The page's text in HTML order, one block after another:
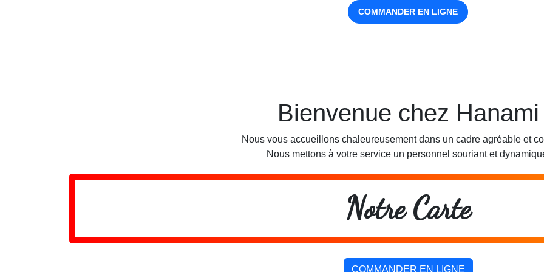
COMMANDER EN LIGNE
Bienvenue chez Hanami
Nous vous accueillons chaleureusement dans un cadre agréable et
Nous mettons à votre service un personnel souriant et
Notre Carte
COMMANDER EN LIGNE